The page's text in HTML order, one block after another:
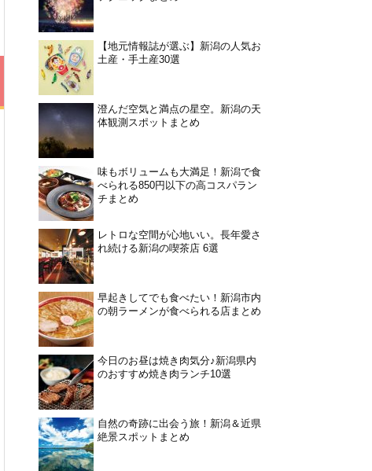
【地元情報誌が選ぶ】新潟の人気お
土産・手土産30選
澄んだ空気と満点の星空。新潟の天
体観測スポットまとめ
味もボリュームも大満足！新潟で食
べられる850円以下の高コスパラン
チまとめ
レトロな空間が心地いい。長年愛さ
れ続ける新潟の喫茶店 6選
早起きしてでも食べたい！新潟市内
の朝ラーメンが食べられる店まとめ
今日のお昼は焼き肉気分♪新潟県内
のおすすめ焼き肉ランチ10選
自然の奇跡に出会う旅！新潟＆近県
絶景スポットまとめ